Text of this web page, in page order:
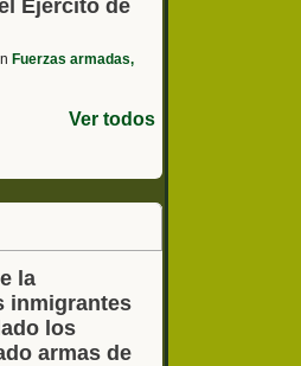
Ejército de
Fuerzas armadas,
Ver todos
la
inmigrantes
los
armas de